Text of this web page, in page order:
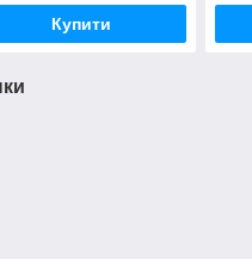
Купити